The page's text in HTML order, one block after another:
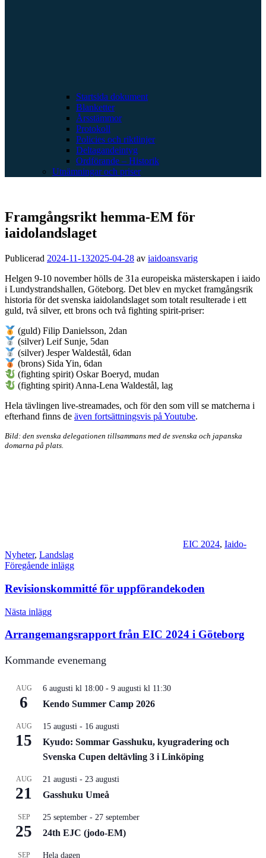
Startsida dokument
Blanketter
Årsstämmor
Protokoll
Policies och riktlinjer
Deltagandeintyg
Ordförande – Historik
Utnämningar och priser
Framgångsrikt hemma-EM för
iaidolandslaget
Publicerad 2024-11-132025-04-28 av iaidoansvarig
Helgen 9-10 november hölls de 31a europeiska mästerskapen i iaido
i Lundystrandshallen, Göteborg. Det blev en mycket framgångsrik
historia för det svenska iaidolandslaget som totalt resulterade i ett
guld, två silver, ett brons och två fighting spirit-priser:
(guld) Filip Danielsson, 2dan
(silver) Leif Sunje, 5dan
(silver) Jesper Waldestål, 6dan
(brons) Sida Yin, 6dan
(fighting spirit) Oskar Boeryd, mudan
(fighting spirit) Anna-Lena Waldestål, lag
Hela tävlingen live-streamades, och för den som vill se matcherna i
efterhand finns de även fortsättningsvis på Youtube.
Bild: den svenska delegationen tillsammans med de svenska och japanska
domarna på plats.
EIC 2024, Iaido-
Nyheter, Landslag
Inläggsnavigering
Föregående inlägg
Revisionskommitté för uppförandekoden
Nästa inlägg
Arrangemangsrapport från EIC 2024 i Göteborg
Kommande evenemang
AUG
6
6 augusti kl 18:00 - 9 augusti kl 11:30
Kendo Summer Camp 2026
AUG
15
15 augusti - 16 augusti
Kyudo: Sommar Gasshuku, kyugradering och
Svenska Cupen deltävling 3 i Linköping
AUG
21
21 augusti - 23 augusti
Gasshuku Umeå
SEP
25
25 september - 27 september
24th EJC (jodo-EM)
SEP Hela dagen